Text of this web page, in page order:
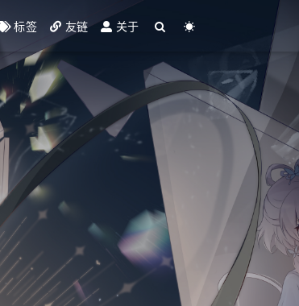
标签 友链 关于